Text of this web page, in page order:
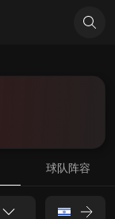
球队阵容